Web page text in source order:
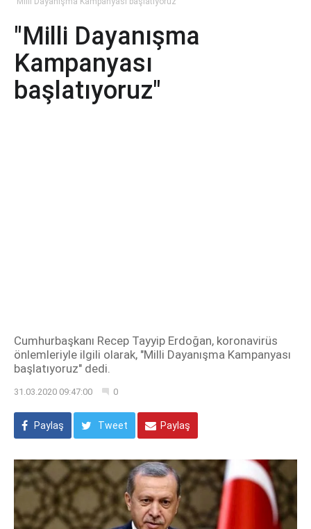
"Milli Dayanışma
Kampanyası
başlatıyoruz"
Cumhurbaşkanı Recep Tayyip Erdoğan, koronavirüs
önlemleriyle ilgili olarak, "Milli Dayanışma Kampanyası
başlatıyoruz" dedi.
31.03.2020 09:47:00 0
Paylaş Tweet Paylaş